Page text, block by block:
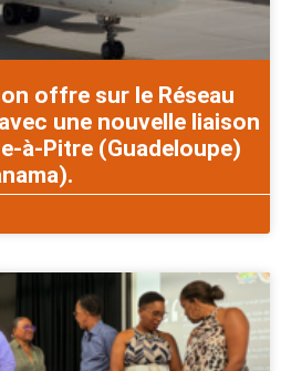
offre sur le Réseau
une nouvelle liaison
à-Pitre (Guadeloupe)